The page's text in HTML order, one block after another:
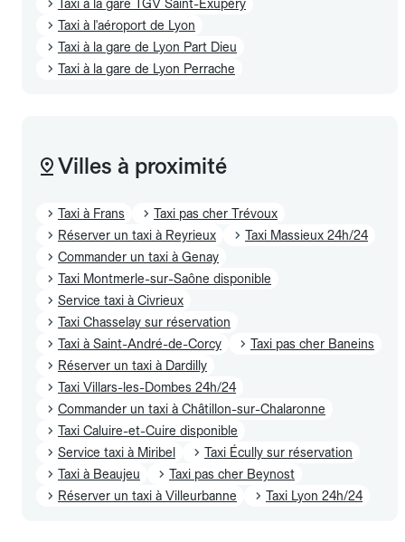
Taxi à la gare TGV Saint-Exupéry
Taxi à l'aéroport de Lyon
Taxi à la gare de Lyon Part Dieu
Taxi à la gare de Lyon Perrache
Villes à proximité
Taxi à Frans
Taxi pas cher Trévoux
Réserver un taxi à Reyrieux
Taxi Massieux 24h/24
Commander un taxi à Genay
Taxi Montmerle-sur-Saône disponible
Service taxi à Civrieux
Taxi Chasselay sur réservation
Taxi à Saint-André-de-Corcy
Taxi pas cher Baneins
Réserver un taxi à Dardilly
Taxi Villars-les-Dombes 24h/24
Commander un taxi à Châtillon-sur-Chalaronne
Taxi Caluire-et-Cuire disponible
Service taxi à Miribel
Taxi Écully sur réservation
Taxi à Beaujeu
Taxi pas cher Beynost
Réserver un taxi à Villeurbanne
Taxi Lyon 24h/24